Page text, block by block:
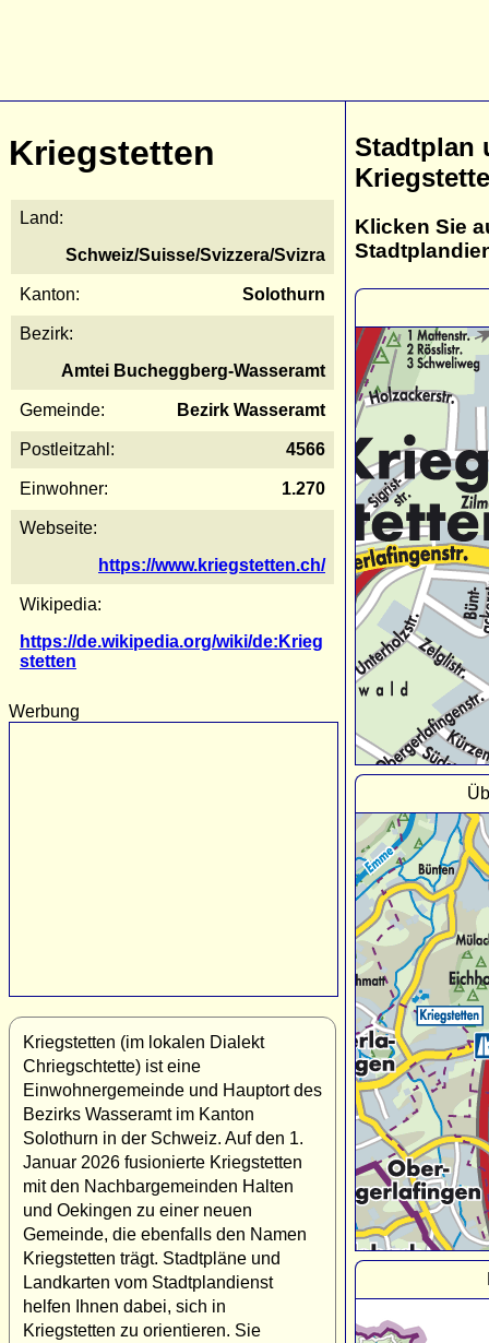
Kriegstetten
Land:
Schweiz/Suisse/Svizzera/Svizra
Kanton: Solothurn
Bezirk:
Amtei Bucheggberg-Wasseramt
Gemeinde: Bezirk Wasseramt
Postleitzahl: 4566
Einwohner: 1.270
Webseite:
https://www.kriegstetten.ch/
Wikipedia:
https://de.wikipedia.org/wiki/de:Krieg
stetten
Werbung
Kriegstetten (im lokalen Dialekt
Chriegschtette) ist eine
Einwohnergemeinde und Hauptort des
Bezirks Wasseramt im Kanton
Solothurn in der Schweiz. Auf den 1.
Januar 2026 fusionierte Kriegstetten
mit den Nachbargemeinden Halten
und Oekingen zu einer neuen
Gemeinde, die ebenfalls den Namen
Kriegstetten trägt. Stadtpläne und
Landkarten vom Stadtplandienst
helfen Ihnen dabei, sich in
Kriegstetten zu orientieren. Sie
Stadtplan
Klicken Sie